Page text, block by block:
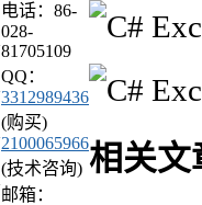
相关文
电话：86-
028-
81705109
QQ：
3312989436
(购买)
2100065966
(技术咨询)
邮箱：